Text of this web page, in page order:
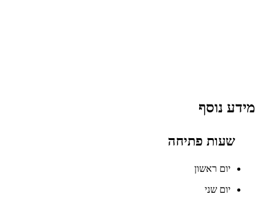
מידע נוסף
שעות פתיחה
יום ראשון
יום שני